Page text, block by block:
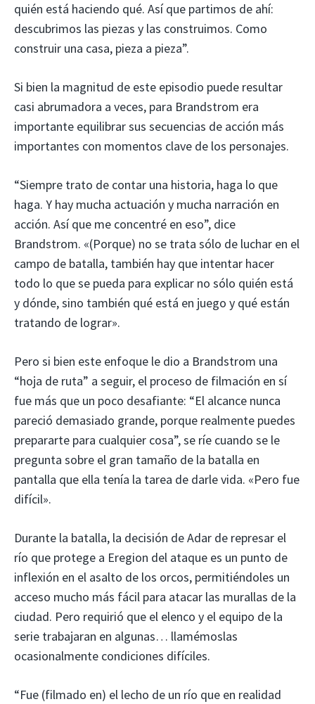
quién está haciendo qué. Así que partimos de ahí:
descubrimos las piezas y las construimos. Como
construir una casa, pieza a pieza”.
Si bien la magnitud de este episodio puede resultar
casi abrumadora a veces, para Brandstrom era
importante equilibrar sus secuencias de acción más
importantes con momentos clave de los personajes.
“Siempre trato de contar una historia, haga lo que
haga. Y hay mucha actuación y mucha narración en
acción. Así que me concentré en eso”, dice
Brandstrom. «(Porque) no se trata sólo de luchar en el
campo de batalla, también hay que intentar hacer
todo lo que se pueda para explicar no sólo quién está
y dónde, sino también qué está en juego y qué están
tratando de lograr».
Pero si bien este enfoque le dio a Brandstrom una
“hoja de ruta” a seguir, el proceso de filmación en sí
fue más que un poco desafiante: “El alcance nunca
pareció demasiado grande, porque realmente puedes
prepararte para cualquier cosa”, se ríe cuando se le
pregunta sobre el gran tamaño de la batalla en
pantalla que ella tenía la tarea de darle vida. «Pero fue
difícil».
Durante la batalla, la decisión de Adar de represar el
río que protege a Eregion del ataque es un punto de
inflexión en el asalto de los orcos, permitiéndoles un
acceso mucho más fácil para atacar las murallas de la
ciudad. Pero requirió que el elenco y el equipo de la
serie trabajaran en algunas… llamémoslas
ocasionalmente condiciones difíciles.
“Fue (filmado en) el lecho de un río que en realidad